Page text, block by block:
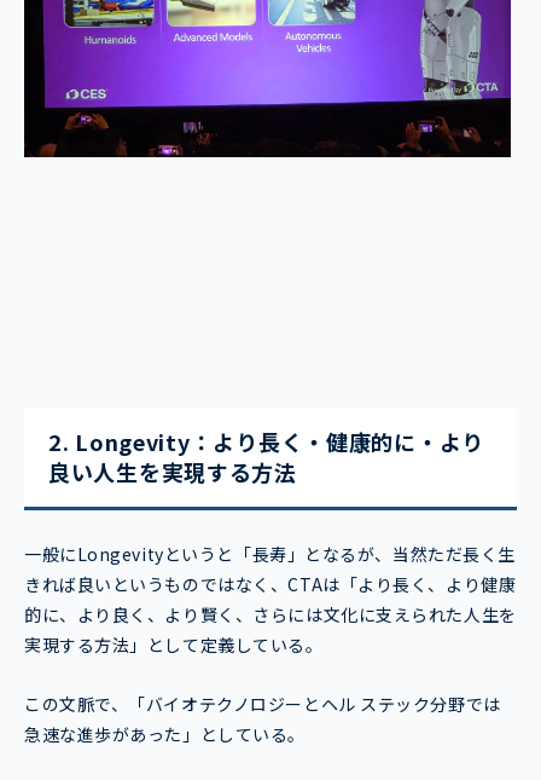
2. Longevity：より長く・健康的に・より
良い人生を実現する方法
一般にLongevityというと「長寿」となるが、当然ただ長く生
きれば良いというものではなく、CTAは「より長く、より健康
的に、より良く、より賢く、さらには文化に支えられた人生を
実現する方法」として定義している。
この文脈で、「バイオテクノロジーとヘル ステック分野では
急速な進歩があった」としている。